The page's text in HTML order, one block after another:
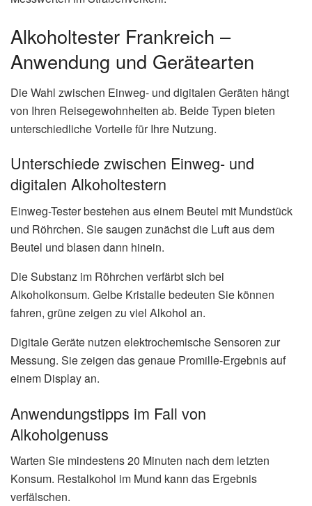
Alkoholtester Frankreich –
Anwendung und Gerätearten
Die Wahl zwischen Einweg- und digitalen Geräten hängt
von Ihren Reisegewohnheiten ab. Beide Typen bieten
unterschiedliche Vorteile für Ihre Nutzung.
Unterschiede zwischen Einweg- und
digitalen Alkoholtestern
Einweg-Tester bestehen aus einem Beutel mit Mundstück
und Röhrchen. Sie saugen zunächst die Luft aus dem
Beutel und blasen dann hinein.
Die Substanz im Röhrchen verfärbt sich bei
Alkoholkonsum. Gelbe Kristalle bedeuten Sie können
fahren, grüne zeigen zu viel Alkohol an.
Digitale Geräte nutzen elektrochemische Sensoren zur
Messung. Sie zeigen das genaue Promille-Ergebnis auf
einem Display an.
Anwendungstipps im Fall von
Alkoholgenuss
Warten Sie mindestens 20 Minuten nach dem letzten
Konsum. Restalkohol im Mund kann das Ergebnis
verfälschen.